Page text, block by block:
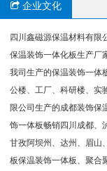
企业文化
四川鑫磁源保温材料有限
保温装饰一体化板生产厂
我司生产的保温装饰一体
公楼、工厂、科研楼、实
限公司生产的成都装饰保
饰一体板畅销四川成都、
甘孜阿坝州、达州、眉山
板保温装饰一体板、聚合